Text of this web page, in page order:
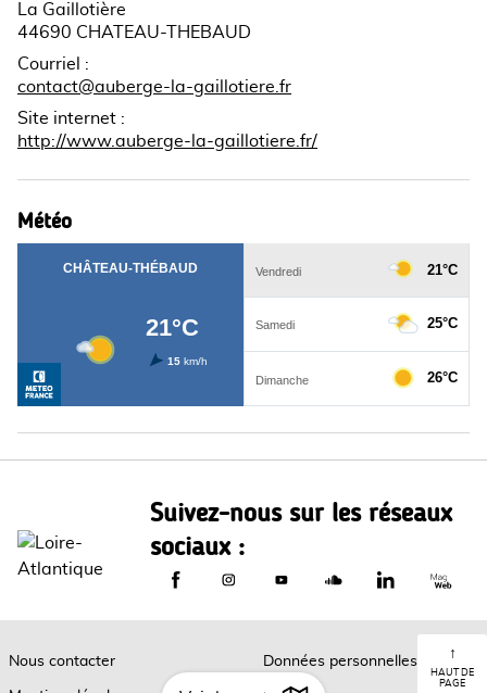
La Gaillotière
44690 CHATEAU-THEBAUD
Courriel
:
contact@auberge-la-gaillotiere.fr
Site internet :
http://www.auberge-la-gaillotiere.fr/
Météo
Suivez-nous sur les réseaux
sociaux :
Nous contacter Données personnelles ↑
HAUT DE
PAGE